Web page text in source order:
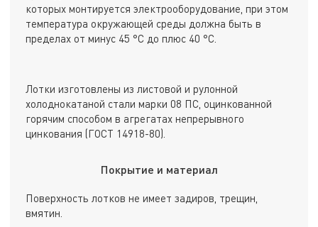
которых монтируется электрооборудование, при этом
температура окружающей среды должна быть в
пределах от минус 45 °С до плюс 40 °С.
Лотки изготовлены из листовой и рулонной
холоднокатаной стали марки 08 ПС, оцинкованной
горячим способом в агрегатах непрерывного
цинкования (ГОСТ 14918-80).
Покрытие и материал
Поверхность лотков не имеет задиров, трещин,
вмятин.